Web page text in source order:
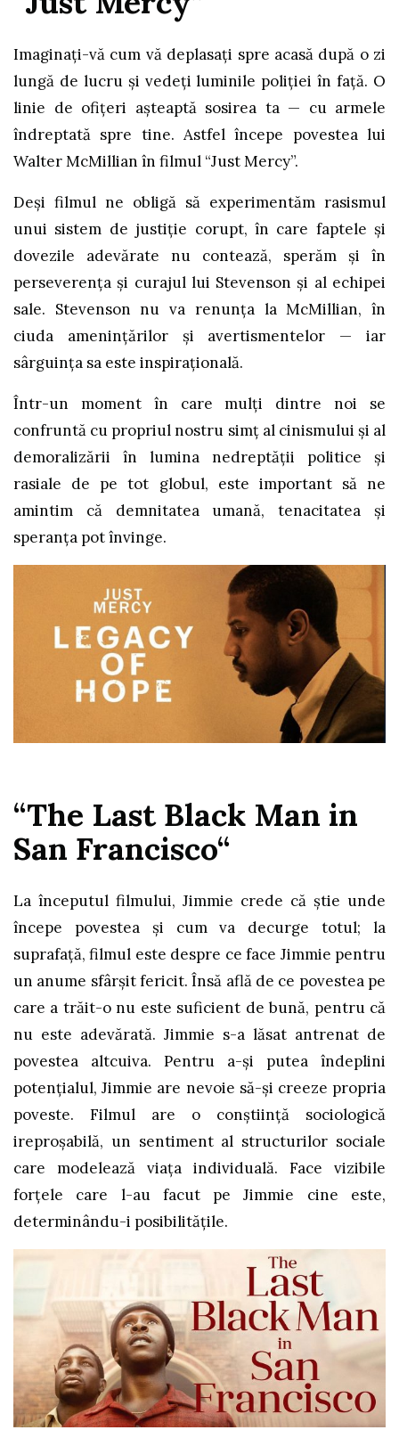
Imaginați-vă cum vă deplasați spre acasă după o zi
lungă de lucru și vedeți luminile poliției în față. O
linie de ofițeri așteaptă sosirea ta — cu armele
îndreptată spre tine. Astfel începe povestea lui
Walter McMillian în filmul “Just Mercy”.
Deși filmul ne obligă să experimentăm rasismul
unui sistem de justiție corupt, în care faptele și
dovezile adevărate nu contează, sperăm și în
perseverența și curajul lui Stevenson și al echipei
sale. Stevenson nu va renunța la McMillian, în
ciuda amenințărilor și avertismentelor — iar
sârguința sa este inspirațională.
Într-un moment în care mulți dintre noi se
confruntă cu propriul nostru simț al cinismului și al
demoralizării în lumina nedreptății politice și
rasiale de pe tot globul, este important să ne
amintim că demnitatea umană, tenacitatea și
speranța pot învinge.
“The Last Black Man in
San Francisco“
La începutul filmului, Jimmie crede că știe unde
începe povestea și cum va decurge totul; la
suprafață, filmul este despre ce face Jimmie pentru
un anume sfârșit fericit. Însă află de ce povestea pe
care a trăit-o nu este suficient de bună, pentru că
nu este adevărată. Jimmie s-a lăsat antrenat de
povestea altcuiva. Pentru a-și putea îndeplini
potențialul, Jimmie are nevoie să-și creeze propria
poveste. Filmul are o conștiință sociologică
ireproșabilă, un sentiment al structurilor sociale
care modelează viața individuală. Face vizibile
forțele care l-au facut pe Jimmie cine este,
determinându-i posibilitățile.